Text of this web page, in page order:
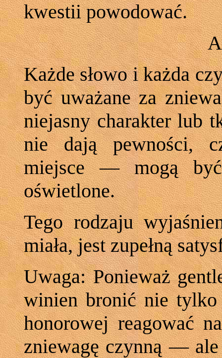
kwestii powodować.
Każde słowo i każda
być uważane za
niejasny charakter lub
nie dają pewności,
miejsce — mogą być
oświetlone.
Tego rodzaju
miała, jest zupełną
Uwaga: Ponieważ
winien bronić nie tylko
honorowej reagować
zniewagę czynną —